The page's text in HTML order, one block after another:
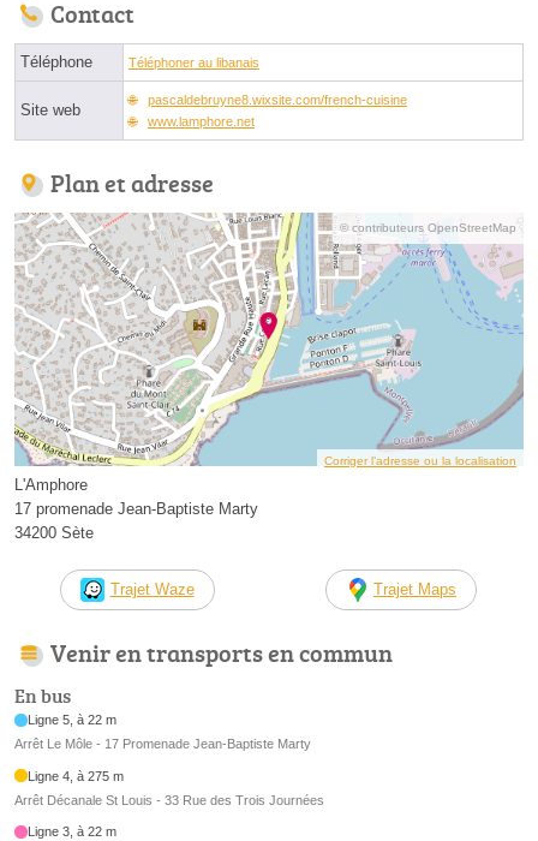
Contact
Téléphone Téléphoner au libanais
Site web
pascaldebruyne8.wixsite.com/french-cuisine
www.lamphore.net
Plan et adresse
© contributeurs OpenStreetMap
Corriger l’adresse ou la localisation
L'Amphore
17 promenade Jean-Baptiste Marty
34200 Sète
Trajet Waze Trajet Maps
Venir en transports en commun
En bus
Ligne 5, à 22 m
Arrêt Le Môle - 17 Promenade Jean-Baptiste Marty
Ligne 4, à 275 m
Arrêt Décanale St Louis - 33 Rue des Trois Journées
Ligne 3, à 22 m